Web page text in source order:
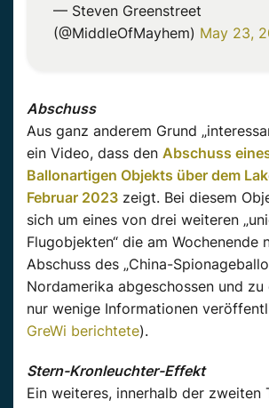
— Steven Greenstreet
(@MiddleOfMayhem) May 23,
Abschuss
Aus ganz anderem Grund
ein Video, dass den Abschuss
Ballonartigen Objekts über dem
Februar 2023 zeigt. Bei diesem
sich um eines von drei weiteren
Flugobjekten“ die am Wochenende
Abschuss des „China-
Nordamerika abgeschossen und
nur wenige Informationen
GreWi berichtete).
Stern-Kronleuchter-Effekt
Ein weiteres, innerhalb der zweiten